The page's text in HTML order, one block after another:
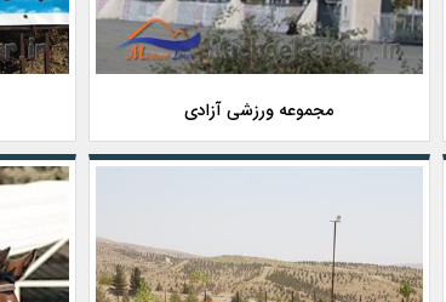
مجموعه ورزشی آزادی